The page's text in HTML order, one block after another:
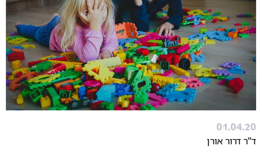
01.04.20
ד"ר דרור אורן